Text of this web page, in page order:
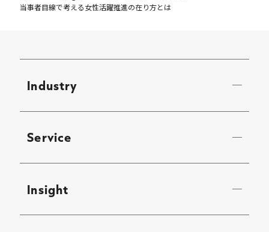
当事者目線で考える女性活躍推進の在り方とは
Industry
Service
Insight